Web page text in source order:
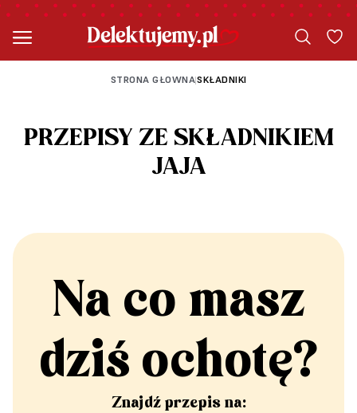
STRONA GŁOWNA|SKŁADNIKI
PRZEPISY ZE SKŁADNIKIEM
JAJA
Na co masz
dziś ochotę?
Znajdź przepis na: